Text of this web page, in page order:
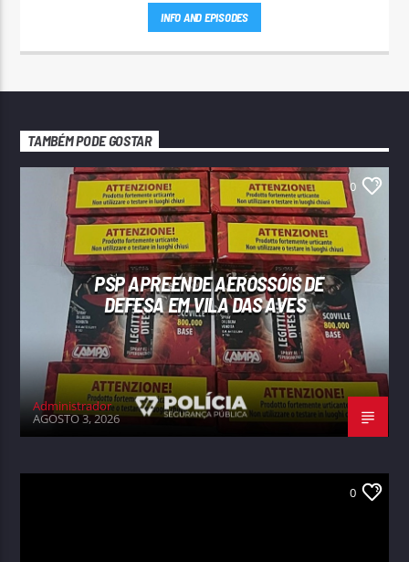
INFO AND EPISODES
TAMBÉM PODE GOSTAR
0
PSP APREENDE AEROSSÓIS DE
DEFESA EM VILA DAS AVES
Administrador
AGOSTO 3, 2026
0